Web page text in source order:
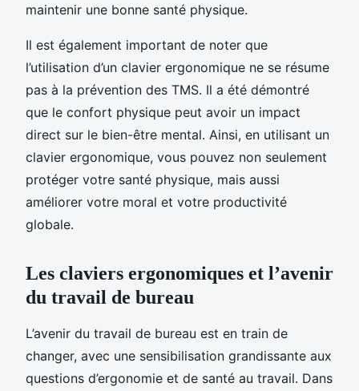
maintenir une bonne santé physique.
Il est également important de noter que
l’utilisation d’un clavier ergonomique ne se résume
pas à la prévention des TMS. Il a été démontré
que le confort physique peut avoir un impact
direct sur le bien-être mental. Ainsi, en utilisant un
clavier ergonomique, vous pouvez non seulement
protéger votre santé physique, mais aussi
améliorer votre moral et votre productivité
globale.
Les claviers ergonomiques et l’avenir
du travail de bureau
L’avenir du travail de bureau est en train de
changer, avec une sensibilisation grandissante aux
questions d’ergonomie et de santé au travail. Dans